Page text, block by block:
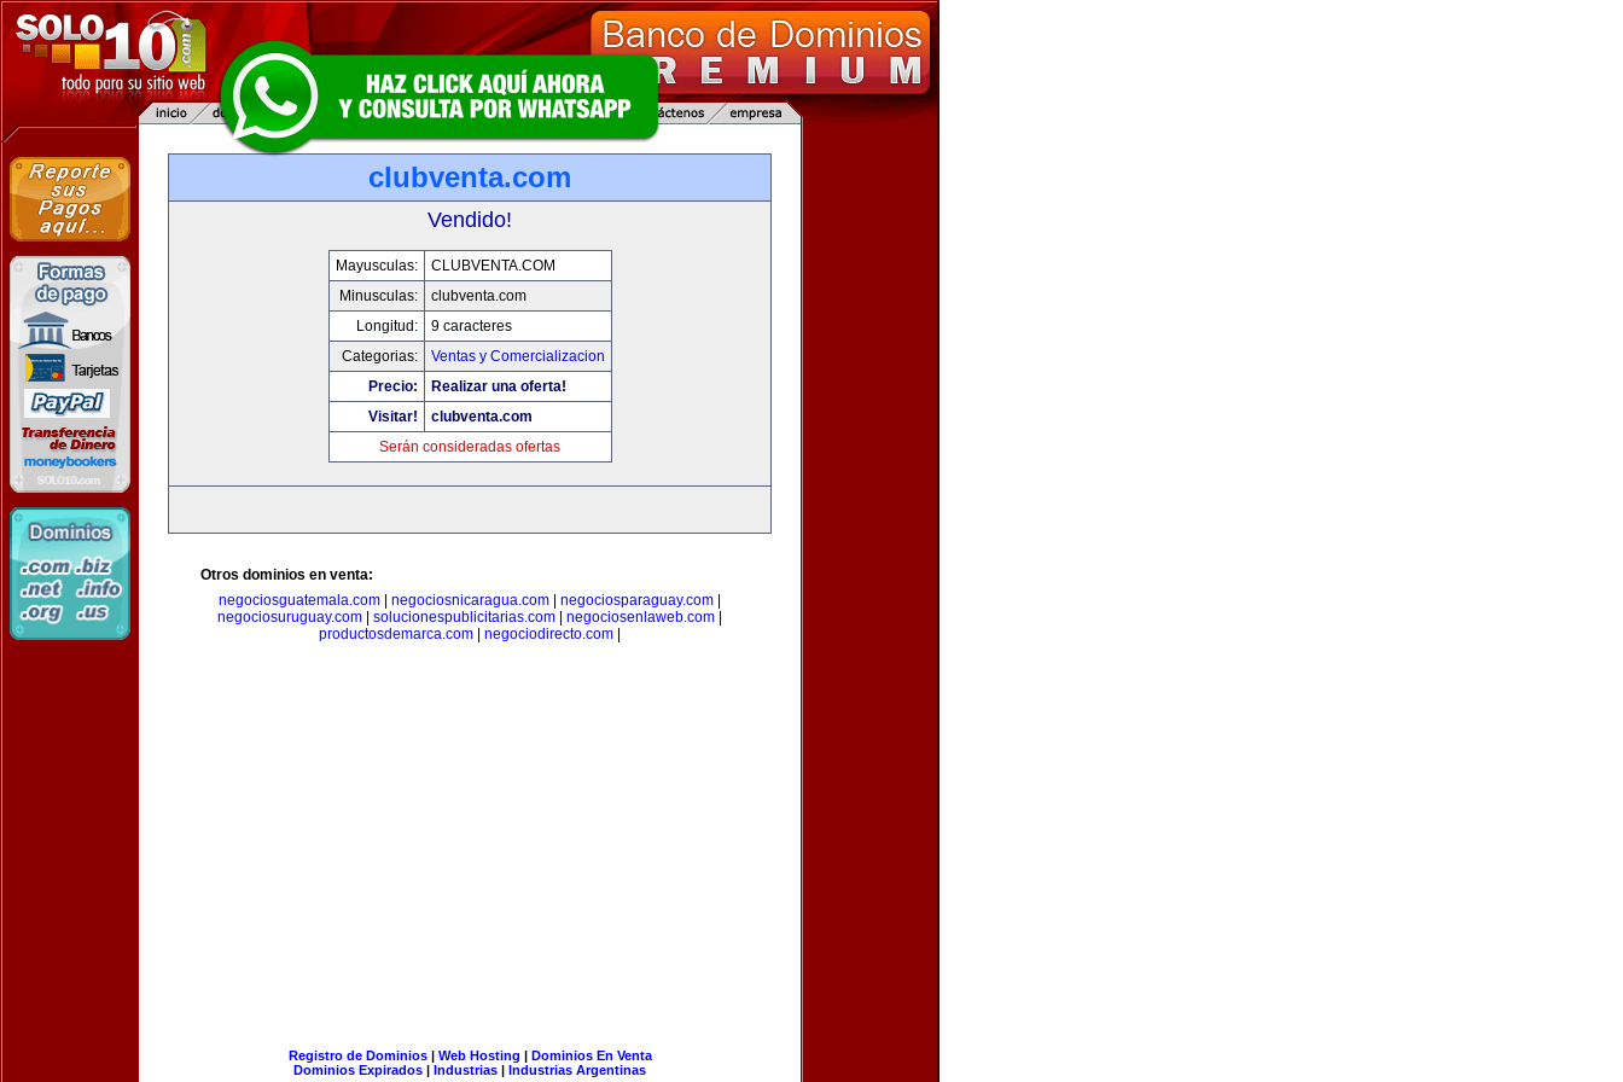
clubventa.com
Vendido!
Mayusculas:
CLUBVENTA.COM
Minusculas:
clubventa.com
Longitud:
9 caracteres
Categorias:
Ventas y Comercializacion
Precio:
Realizar una oferta!
Visitar!
clubventa.com
Serán consideradas ofertas
Otros dominios en venta:
negociosguatemala.com
negociosnicaragua.com negociosparaguay.com
negociosuruguay.com
solucionespublicitarias.com negociosenlaweb.com
productosdemarca.com
negociodirecto.com
Registro de Dominios| Web Hosting | Dominios En Venta
Dominios Expirados | Industrias | Industrias Argentinas